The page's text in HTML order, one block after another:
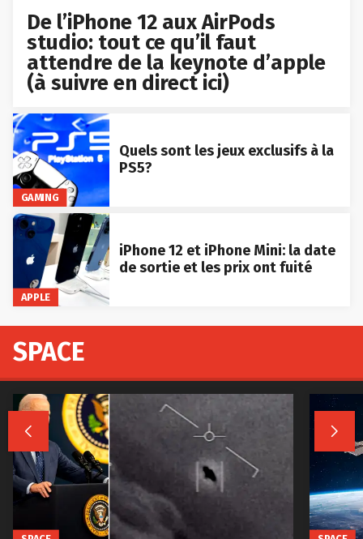
De l’iPhone 12 aux AirPods
studio: tout ce qu’il faut
attendre de la keynote d’apple
(à suivre en direct ici)
GAMING
Quels sont les jeux exclusifs à la
PS5?
APPLE
iPhone 12 et iPhone Mini: la date
de sortie et les prix ont fuité
SPACE
 